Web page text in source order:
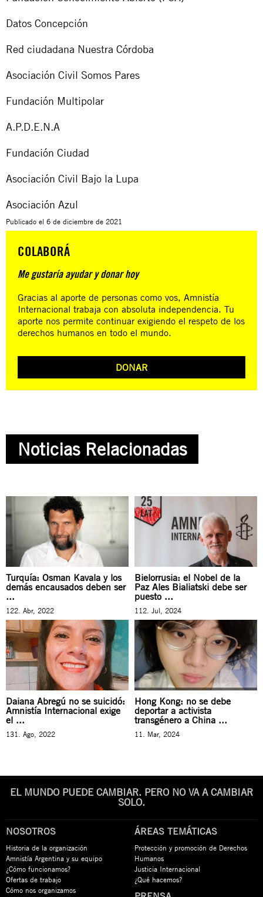
Datos Concepción
Red ciudadana Nuestra Córdoba
Asociación Civil Somos Pares
Fundación Multipolar
A.P.D.E.N.A
Fundación Ciudad
Asociación Civil Bajo la Lupa
Asociación Azul
Publicado el 6 de diciembre de 2021
COLABORÁ
Me gustaría ayudar y donar hoy
Gracias al aporte de personas como vos, Amnistía
Internacional trabaja con absoluta independencia. Tu
aporte nos permite continuar exigiendo el respeto de los
derechos humanos en todo el mundo.
DONAR
Noticias Relacionadas
Turquía: Osman Kavala y los
demás encausados deben ser
...
122. Abr, 2022
Bielorrusia: el Nobel de la
Paz Ales Bialiatski debe ser
puesto ...
112. Jul, 2024
Daiana Abregú no se suicidó:
Amnistía Internacional exige
el ...
131. Ago, 2022
Hong Kong: no se debe
deportar a activista
transgénero a China ...
11. Mar, 2024
EL MUNDO PUEDE CAMBIAR. PERO NO VA A CAMBIAR
SOLO.
NOSOTROS
Historia de la organización
Amnistía Argentina y su equipo
¿Cómo funcionamos?
Ofertas de trabajo
Cómo nos organizamos
ÁREAS TEMÁTICAS
Protección y promoción de Derechos
Humanos
Justicia Internacional
¿Qué hacemos?